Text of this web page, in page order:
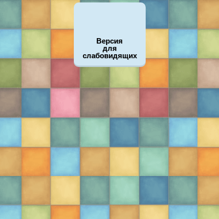
Версия
для
слабовидящих